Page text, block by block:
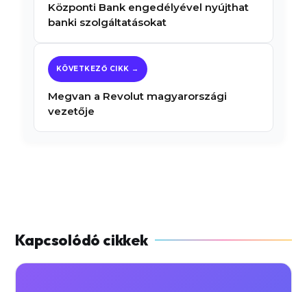
Központi Bank engedélyével nyújthat
banki szolgáltatásokat
Megvan a Revolut magyarországi
vezetője